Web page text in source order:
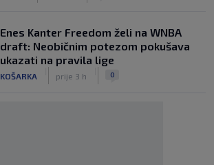
Enes Kanter Freedom želi na WNBA
draft: Neobičnim potezom pokušava
ukazati na pravila lige
KOŠARKA prije 3 h 0